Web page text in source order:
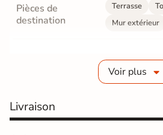
Pièces de
destination
Terrasse
Mur extérieur
10 mm
Coefficient
antidérapant
Voir plus
Livraison